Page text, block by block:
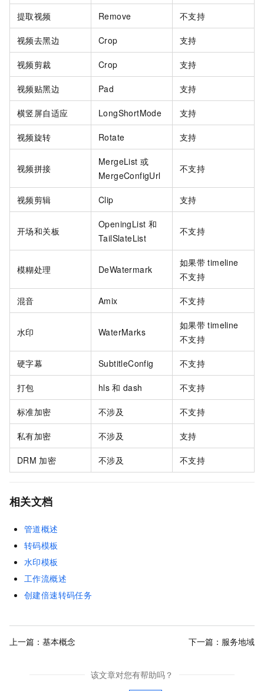
提取视频 Remove 不支持
视频去黑边 Crop 支持
视频剪裁 Crop 支持
视频贴黑边 Pad 支持
横竖屏自适应 LongShortMode 支持
视频旋转 Rotate 支持
视频拼接
MergeList 或
MergeConfigUrl
不支持
视频剪辑 Clip 支持
开场和关板
OpeningList 和
TailSlateList
不支持
模糊处理 DeWatermark
如果带 timeline
不支持
混音 Amix 不支持
水印 WaterMarks
如果带 timeline
不支持
硬字幕 SubtitleConfig 不支持
打包 hls 和 dash 不支持
标准加密 不涉及 不支持
私有加密 不涉及 支持
DRM 加密 不涉及 不支持
相关文档
管道概述
转码模板
水印模板
工作流概述
创建倍速转码任务
上一篇： 基本概念 下一篇： 服务地域
该文章对您有帮助吗？